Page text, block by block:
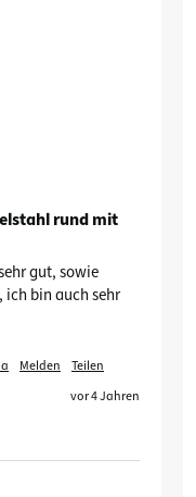
rund mit
gut, sowie
ich bin auch sehr
Melden
Teilen
vor 4 Jahren